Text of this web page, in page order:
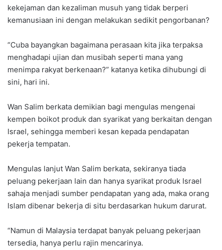
kekejaman dan kezaliman musuh yang tidak berperi
kemanusiaan ini dengan melakukan sedikit pengorbanan?
“Cuba bayangkan bagaimana perasaan kita jika terpaksa
menghadapi ujian dan musibah seperti mana yang
menimpa rakyat berkenaan?” katanya ketika dihubungi di
sini, hari ini.
Wan Salim berkata demikian bagi mengulas mengenai
kempen boikot produk dan syarikat yang berkaitan dengan
Israel, sehingga memberi kesan kepada pendapatan
pekerja tempatan.
Mengulas lanjut Wan Salim berkata, sekiranya tiada
peluang pekerjaan lain dan hanya syarikat produk Israel
sahaja menjadi sumber pendapatan yang ada, maka orang
Islam dibenar bekerja di situ berdasarkan hukum darurat.
“Namun di Malaysia terdapat banyak peluang pekerjaan
tersedia, hanya perlu rajin mencarinya.